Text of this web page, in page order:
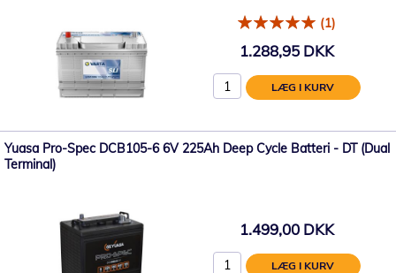
(1)
1.288,95 DKK
LÆG I KURV
Yuasa Pro-Spec DCB105-6 6V 225Ah Deep Cycle Batteri - DT (Dual
Terminal)
1.499,00 DKK
LÆG I KURV